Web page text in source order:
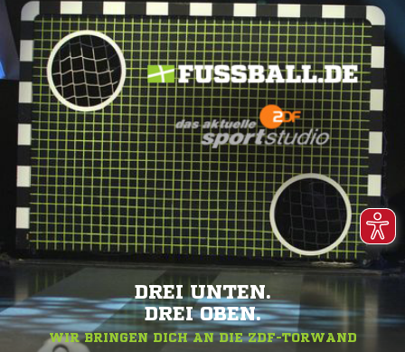
DREI UNTEN.
DREI OBEN.
WIR BRINGEN DICH AN DIE ZDF-TORWAND